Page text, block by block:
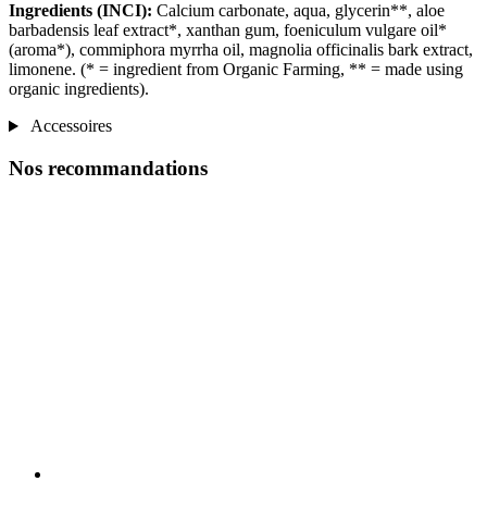
Ingredients (INCI): Calcium carbonate, aqua, glycerin**, aloe
barbadensis leaf extract*, xanthan gum, foeniculum vulgare oil*
(aroma*), commiphora myrrha oil, magnolia officinalis bark extract,
limonene. (* = ingredient from Organic Farming, ** = made using
organic ingredients).
Accessoires
Nos recommandations